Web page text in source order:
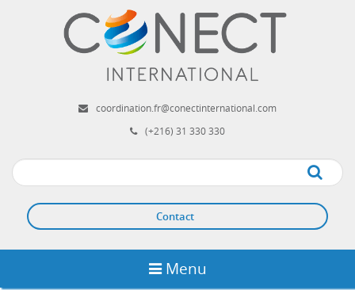
coordination.fr@conectinternational.com
(+216) 31 330 330
Apply
Contact
Menu